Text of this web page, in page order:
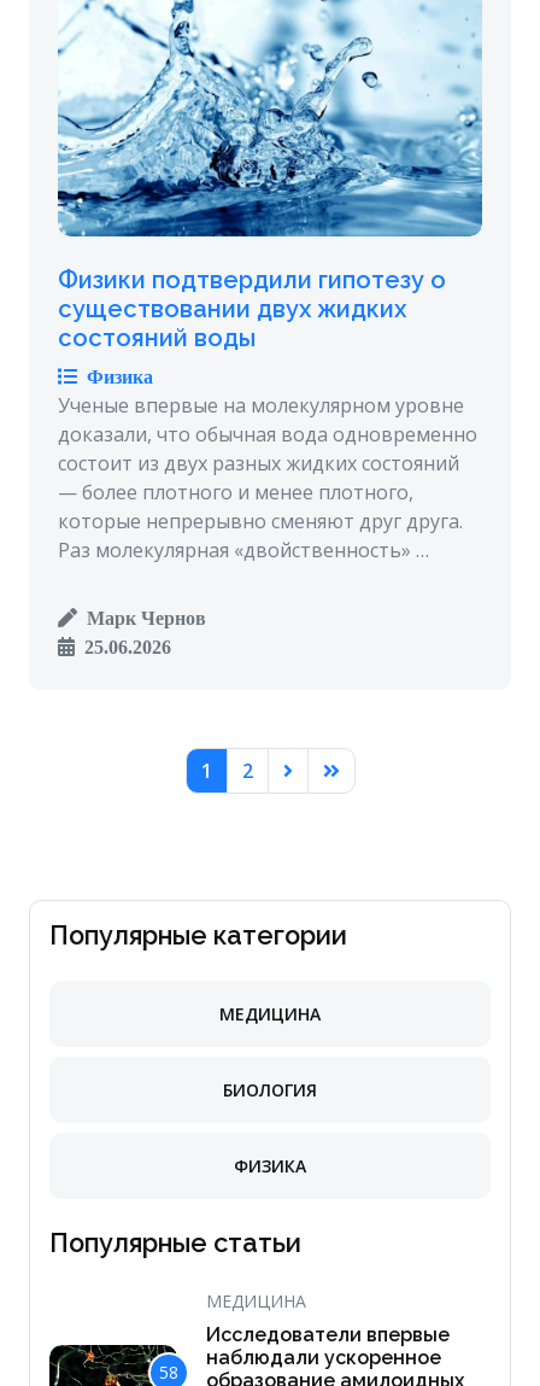
Физики подтвердили гипотезу о
существовании двух жидких
состояний воды
Физика
Ученые впервые на молекулярном уровне
доказали, что обычная вода одновременно
состоит из двух разных жидких состояний
— более плотного и менее плотного,
которые непрерывно сменяют друг друга.
Раз молекулярная «двойственность» …
Марк Чернов
25.06.2026
1 2
Популярные категории
МЕДИЦИНА
БИОЛОГИЯ
ФИЗИКА
Популярные статьи
58
МЕДИЦИНА
Исследователи впервые
наблюдали ускоренное
образование амилоидных